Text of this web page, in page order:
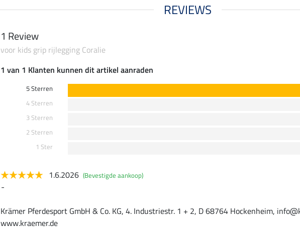
REVIEWS
1 Review
voor kids grip rijlegging Coralie
1 van 1 Klanten kunnen dit artikel aanraden
5 Sterren
4 Sterren
3 Sterren
2 Sterren
1 Ster
1.6.2026 (Bevestigde aankoop)
-
Krämer Pferdesport GmbH & Co. KG, 4. Industriestr. 1 + 2, D 68764 Hockenheim,
www.kraemer.de